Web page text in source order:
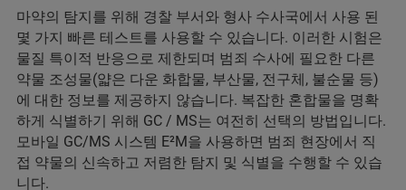
마약의 탐지를 위해 경찰 부서와 형사 수사국에서 사용 된
몇 가지 빠른 테스트를 사용할 수 있습니다. 이러한 시험은
물질 특이적 반응으로 제한되며 범죄 수사에 필요한 다른
약물 조성물(얇은 다운 화합물, 부산물, 전구체, 불순물 등)
에 대한 정보를 제공하지 않습니다. 복잡한 혼합물을 명확
하게 식별하기 위해 GC / MS는 여전히 선택의 방법입니다.
모바일 GC/MS 시스템 E²M을 사용하면 범죄 현장에서 직
접 약물의 신속하고 저렴한 탐지 및 식별을 수행할 수 있습
니다.